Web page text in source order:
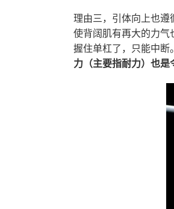
理由三，引体向上也遵
使背阔肌有再大的力气
握住单杠了，只能中断
力（主要指耐力）也是